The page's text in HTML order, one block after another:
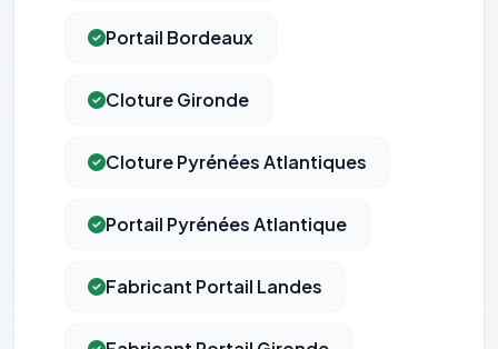
Portail Bordeaux
Cloture Gironde
Cloture Pyrénées Atlantiques
Portail Pyrénées Atlantique
Fabricant Portail Landes
Cookies essentiels TOUJOURS ACTIF